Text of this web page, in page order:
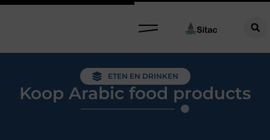
ETEN EN DRINKEN
Koop Arabic food products